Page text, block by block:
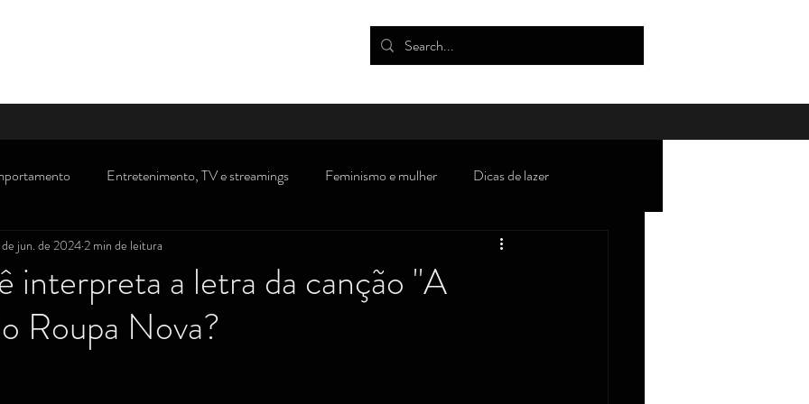
Entretenimento, TV e streamings Feminismo e mulher Dicas de lazer
Dicas, receitas e gastronomia Saúde/moda/tendências/beleza/estilo
Novidades/ debates sobre Direito
interpreta a letra da canção "A
Roupa Nova?
jun. de 20242 min de leitura